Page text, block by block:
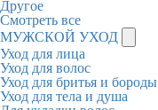
Другое
Смотреть все
МУЖСКОЙ УХОД
Уход для лица
Уход для волос
Уход для бритья и бороды
Уход для тела и душа